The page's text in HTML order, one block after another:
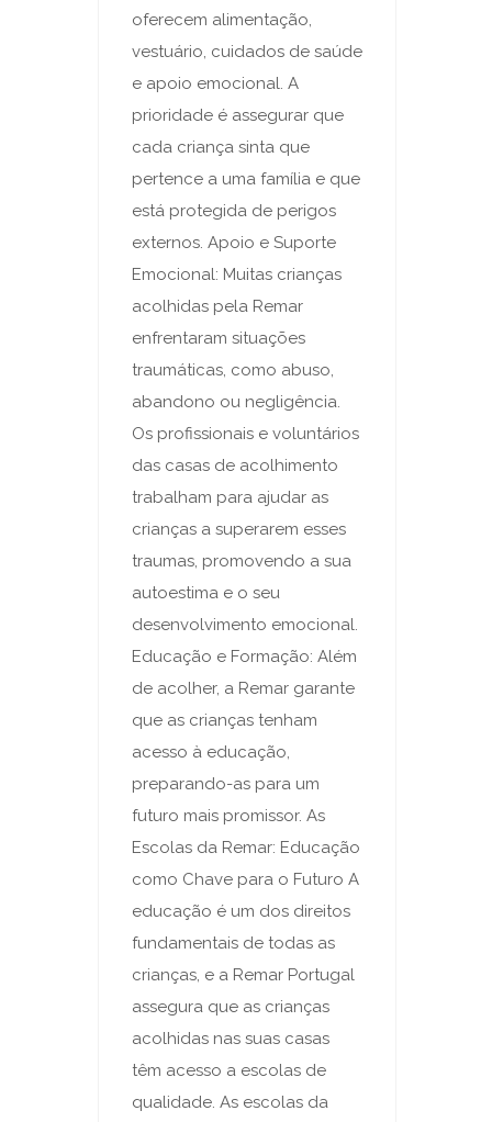
oferecem alimentação,
vestuário, cuidados de saúde
e apoio emocional. A
prioridade é assegurar que
cada criança sinta que
pertence a uma família e que
está protegida de perigos
externos. Apoio e Suporte
Emocional: Muitas crianças
acolhidas pela Remar
enfrentaram situações
traumáticas, como abuso,
abandono ou negligência.
Os profissionais e voluntários
das casas de acolhimento
trabalham para ajudar as
crianças a superarem esses
traumas, promovendo a sua
autoestima e o seu
desenvolvimento emocional.
Educação e Formação: Além
de acolher, a Remar garante
que as crianças tenham
acesso à educação,
preparando-as para um
futuro mais promissor. As
Escolas da Remar: Educação
como Chave para o Futuro A
educação é um dos direitos
fundamentais de todas as
crianças, e a Remar Portugal
assegura que as crianças
acolhidas nas suas casas
têm acesso a escolas de
qualidade. As escolas da